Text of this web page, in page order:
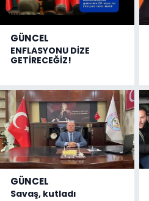
GÜNCEL
ENFLASYONU DİZE
GETİRECEĞİZ!
GÜNCEL
Savaş, kutladı